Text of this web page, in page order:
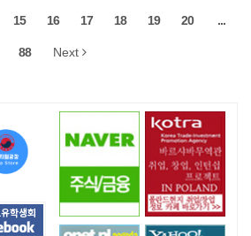
15 16 17 18 19 20 ...
88 Next